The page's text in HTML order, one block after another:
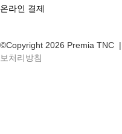
온라인 결제
©Copyright 2026 Premia TNC |
보처리방침